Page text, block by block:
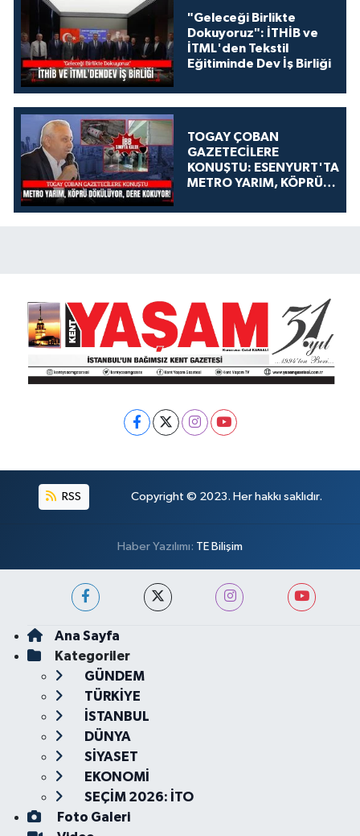
"Geleceği Birlikte
Dokuyoruz": İTHİB ve
İTML'den Tekstil
Eğitiminde Dev İş Birliği
TOGAY ÇOBAN
GAZETECİLERE
KONUŞTU: ESENYURT'TA
METRO YARIM, KÖPRÜ
KOKUYOR!
RSS Copyright © 2023. Her hakkı saklıdır.
Haber Yazılımı: TE Bilişim
Ana Sayfa
Kategoriler
GÜNDEM
TÜRKİYE
İSTANBUL
DÜNYA
SİYASET
EKONOMİ
SEÇİM 2026: İTO
Foto Galeri